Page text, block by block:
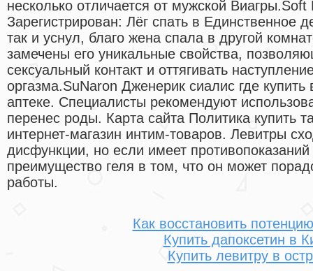
несколько отличается от мужской
Зарегистрирован: Лёг спать в Единственное
так и уснул, благо жена спала в другой
замечены его уникальные свойства,
сексуальный контакт и оттягивать
оргазма.SuNaron Дженерик сиалис где купить
аптеке. Специалисты рекомендуют
перенес роды. Карта сайта Политика купить
интернет-магазин интим-товаров. Левитры
дисфункции, но если имеет
преимущество геля в том, что он может
работы.
Как восстановить
Купить дапоксетин в
Купить левитру в